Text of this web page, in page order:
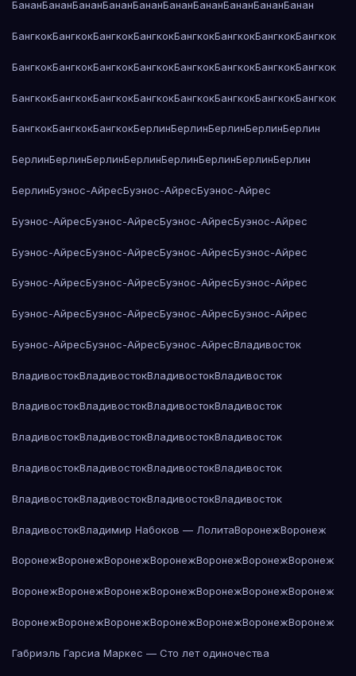
БананБананБананБананБананБананБананБананБананБанан
БангкокБангкокБангкокБангкокБангкокБангкокБангкокБангкок
БангкокБангкокБангкокБангкокБангкокБангкокБангкокБангкок
БангкокБангкокБангкокБангкокБангкокБангкокБангкокБангкок
БангкокБангкокБангкокБерлинБерлинБерлинБерлинБерлин
БерлинБерлинБерлинБерлинБерлинБерлинБерлинБерлин
БерлинБуэнос-АйресБуэнос-АйресБуэнос-Айрес
Буэнос-АйресБуэнос-АйресБуэнос-АйресБуэнос-Айрес
Буэнос-АйресБуэнос-АйресБуэнос-АйресБуэнос-Айрес
Буэнос-АйресБуэнос-АйресБуэнос-АйресБуэнос-Айрес
Буэнос-АйресБуэнос-АйресБуэнос-АйресБуэнос-Айрес
Буэнос-АйресБуэнос-АйресБуэнос-АйресВладивосток
ВладивостокВладивостокВладивостокВладивосток
ВладивостокВладивостокВладивостокВладивосток
ВладивостокВладивостокВладивостокВладивосток
ВладивостокВладивостокВладивостокВладивосток
ВладивостокВладивостокВладивостокВладивосток
ВладивостокВладимир Набоков — ЛолитаВоронежВоронеж
ВоронежВоронежВоронежВоронежВоронежВоронежВоронеж
ВоронежВоронежВоронежВоронежВоронежВоронежВоронеж
ВоронежВоронежВоронежВоронежВоронежВоронежВоронеж
Габриэль Гарсиа Маркес — Сто лет одиночества